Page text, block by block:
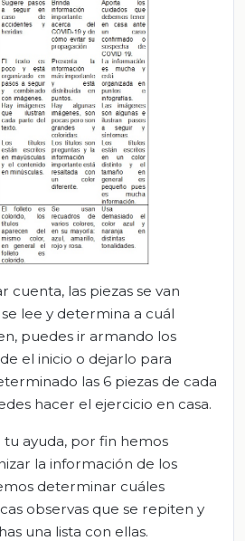
cuenta, las piezas se van
lee y determina a cuál
puedes ir armando los
el inicio o dejarlo para
las 6 piezas de cada
hacer el ejercicio en casa.
tu ayuda, por fin hemos
la información de los
determinar cuáles
observas que se repiten y
una lista con ellas.